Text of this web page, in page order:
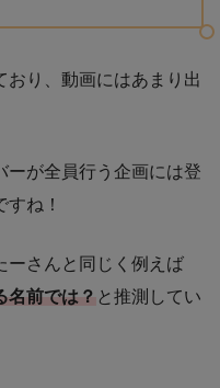
おり、動画にはあまり出
ーが全員行う企画には登
ね！
ーさんと同じく例えば
名前では？ と推測してい